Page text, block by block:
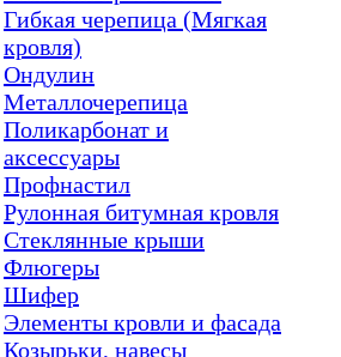
Гибкая черепица (Мягкая
кровля)
Ондулин
Металлочерепица
Поликарбонат и
аксессуары
Профнастил
Рулонная битумная кровля
Стеклянные крыши
Флюгеры
Шифер
Элементы кровли и фасада
Козырьки, навесы